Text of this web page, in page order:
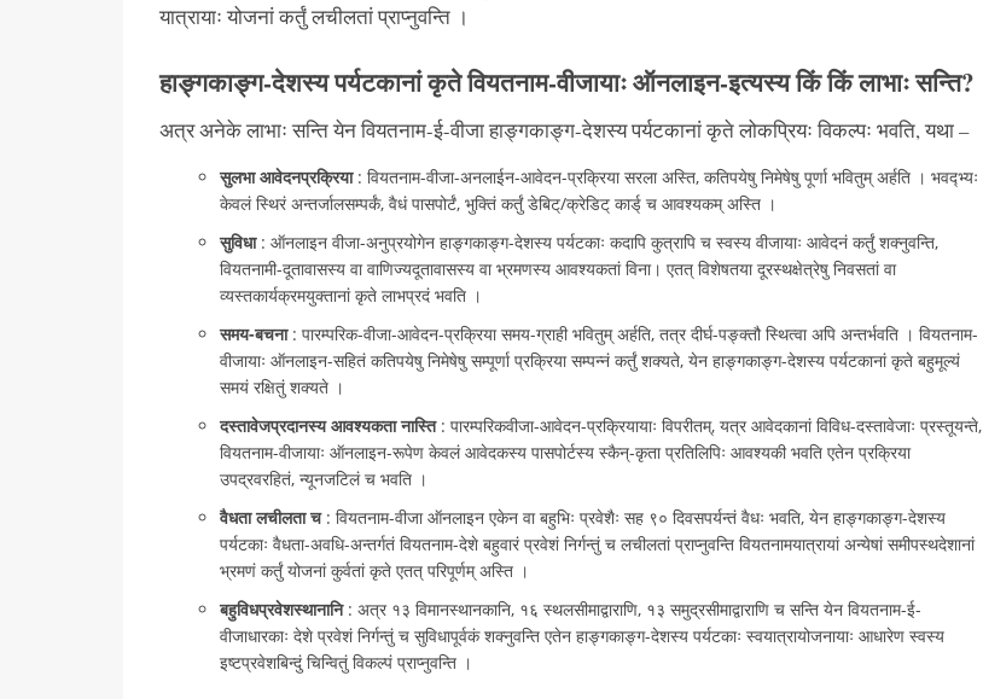
यात्रायाः योजनां कर्तुं लचीलतां प्राप्नुवन्ति ।
हाङ्गकाङ्ग-देशस्य पर्यटकानां कृते वियतनाम-वीजायाः ऑनलाइन-इत्यस्य किं किं लाभाः सन्ति?
अत्र अनेके लाभाः सन्ति येन वियतनाम-ई-वीजा हाङ्गकाङ्ग-देशस्य पर्यटकानां कृते लोकप्रियः विकल्पः भवति, यथा –
सुलभा आवेदनप्रक्रिया: वियतनाम-वीजा-अनलाईन-आवेदन-प्रक्रिया सरला अस्ति, कतिपयेषु निमेषेषु पूर्णा भवितुम् अर्हति । भवद्भ्यः
केवलं स्थिरं अन्तर्जालसम्पर्कं, वैधं पासपोर्टं, भुक्तिं कर्तुं डेबिट्/क्रेडिट् कार्ड् च आवश्यकम् अस्ति ।
सुविधा: ऑनलाइन वीजा-अनुप्रयोगेन हाङ्गकाङ्ग-देशस्य पर्यटकाः कदापि कुत्रापि च स्वस्य वीजायाः आवेदनं कर्तुं शक्नुवन्ति,
वियतनामी-दूतावासस्य वा वाणिज्यदूतावासस्य वा भ्रमणस्य आवश्यकतां विना। एतत् विशेषतया दूरस्थक्षेत्रेषु निवसतां वा
व्यस्तकार्यक्रमयुक्तानां कृते लाभप्रदं भवति ।
समय-बचना: पारम्परिक-वीजा-आवेदन-प्रक्रिया समय-ग्राही भवितुम् अर्हति, तत्र दीर्घ-पङ्क्तौ स्थित्वा अपि अन्तर्भवति । वियतनाम-
वीजायाः ऑनलाइन-सहितं कतिपयेषु निमेषेषु सम्पूर्णा प्रक्रिया सम्पन्नं कर्तुं शक्यते, येन हाङ्गकाङ्ग-देशस्य पर्यटकानां कृते बहुमूल्यं
समयं रक्षितुं शक्यते ।
दस्तावेजप्रदानस्य आवश्यकता नास्ति: पारम्परिकवीजा-आवेदन-प्रक्रियायाः विपरीतम्, यत्र आवेदकानां विविध-दस्तावेजाः प्रस्तूयन्ते,
वियतनाम-वीजायाः ऑनलाइन-रूपेण केवलं आवेदकस्य पासपोर्टस्य स्कैन्-कृता प्रतिलिपिः आवश्यकी भवति एतेन प्रक्रिया
उपद्रवरहितं, न्यूनजटिलं च भवति ।
वैधता लचीलता च: वियतनाम-वीजा ऑनलाइन एकेन वा बहुभिः प्रवेशैः सह ९० दिवसपर्यन्तं वैधः भवति, येन हाङ्गकाङ्ग-देशस्य
पर्यटकाः वैधता-अवधि-अन्तर्गतं वियतनाम-देशे बहुवारं प्रवेशं निर्गन्तुं च लचीलतां प्राप्नुवन्ति वियतनामयात्रायां अन्येषां समीपस्थदेशानां
भ्रमणं कर्तुं योजनां कुर्वतां कृते एतत् परिपूर्णम् अस्ति ।
बहुविधप्रवेशस्थानानि: अत्र १३ विमानस्थानकानि, १६ स्थलसीमाद्वाराणि, १३ समुद्रसीमाद्वाराणि च सन्ति येन वियतनाम-ई-
वीजाधारकाः देशे प्रवेशं निर्गन्तुं च सुविधापूर्वकं शक्नुवन्ति एतेन हाङ्गकाङ्ग-देशस्य पर्यटकाः स्वयात्रायोजनायाः आधारेण स्वस्य
इष्टप्रवेशबिन्दुं चिन्वितुं विकल्पं प्राप्नुवन्ति ।